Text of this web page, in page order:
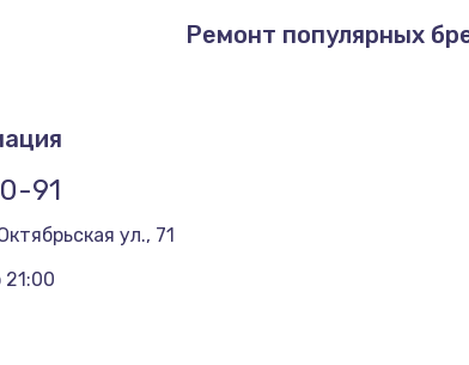
91
ул., 71
Ремонт популярных